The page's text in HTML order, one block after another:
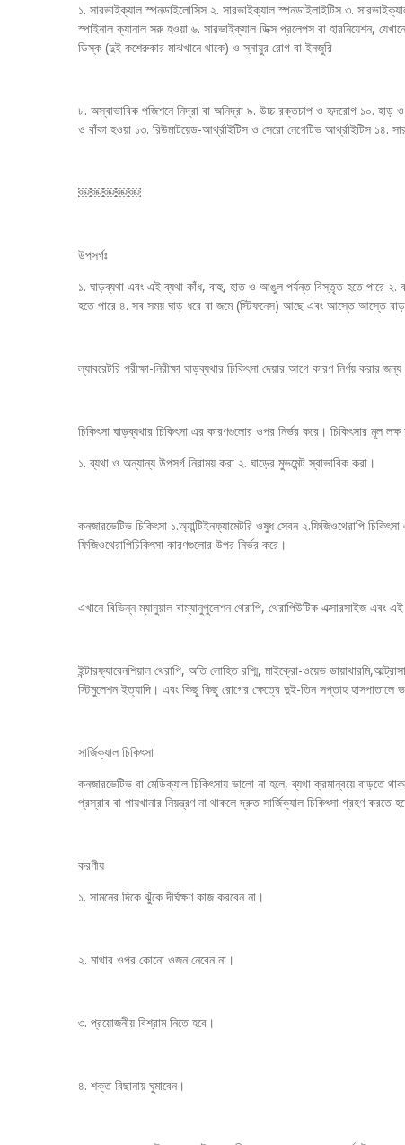
১. সারভাইক্যাল স্পনডাইলোসিস ২. সারভাইক্যাল স্পনডাইলাইটিস ৩.
স্পাইনাল ক্যানাল সরু হওয়া ৬. সারভাইক্যাল ডিক্স প্রলেপস বা হারনিয়েশন,
ডিস্ক (দুই কশেরুকার মাঝখানে থাকে) ও স্নায়ুর রোগ বা ইনজুরি
৮. অস্বাভাবিক পজিশনে নিদ্রা বা অনিদ্রা ৯. উচ্চ রক্তচাপ ও হৃদরোগ ১০. হাড়
ও বাঁকা হওয়া ১৩. রিউমাটয়েড-আর্থ্রাইটিস ও সেরো নেগেটিভ আর্থ্রাইটিস ১৪.
￼￼￼￼￼
উপসর্গঃ
১. ঘাড়ব্যথা এবং এই ব্যথা কাঁধ, বাহু, হাত ও আঙুল পর্যন্ত বিস্তৃত হতে পারে
হতে পারে ৪. সব সময় ঘাড় ধরে বা জমে (স্টিফনেস) আছে এবং আস্তে আস্তে
ল্যাবরেটরি পরীক্ষা-নিরীক্ষা ঘাড়ব্যথার চিকিৎসা দেয়ার আগে কারণ নির্ণয় করার
চিকিৎসা ঘাড়ব্যথার চিকিৎসা এর কারণগুলোর ওপর নির্ভর করে। চিকিৎসার মূল
১. ব্যথা ও অন্যান্য উপসর্গ নিরাময় করা ২. ঘাড়ের মুভমেন্ট স্বাভাবিক করা।
কনজারভেটিভ চিকিৎসা ১.অ্যান্টিইনফ্যামেটরি ওষুধ সেবন ২.ফিজিওথেরাপি
ফিজিওথেরাপিচিকিৎসা কারণগুলোর উপর নির্ভর করে।
এখানে বিভিন্ন ম্যানুয়াল বাম্যানুপুলেশন থেরাপি, থেরাপিউটিক এক্সারসাইজ
ইন্টারফ্যারেনশিয়াল থেরাপি, অতি লোহিত রশ্মি, মাইক্রো-ওয়েভ
স্টিমুলেশন ইত্যাদি। এবং কিছু কিছু রোগের ক্ষেত্রে দুই-তিন সপ্তাহ হাসপাতালে
সার্জিক্যাল চিকিৎসা
কনজারভেটিভ বা মেডিক্যাল চিকিৎসায় ভালো না হলে, ব্যথা ক্রমান্বয়ে বাড়তে
প্রস্রাব বা পায়খানার নিয়ন্ত্রণ না থাকলে দ্রুত সার্জিক্যাল চিকিৎসা গ্রহণ করতে
করণীয়
১. সামনের দিকে ঝুঁকে দীর্ঘক্ষণ কাজ করবেন না।
২. মাথার ওপর কোনো ওজন নেবেন না।
৩. প্রয়োজনীয় বিশ্রাম নিতে হবে।
৪. শক্ত বিছানায় ঘুমাবেন।